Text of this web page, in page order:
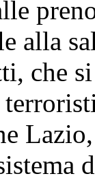
alla
che